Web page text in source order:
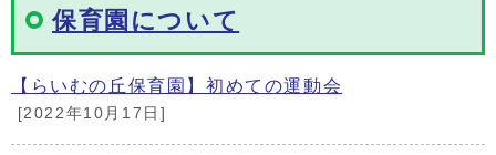
保育園について
【らいむの丘保育園】初めての運動会
[2022年10月17日]